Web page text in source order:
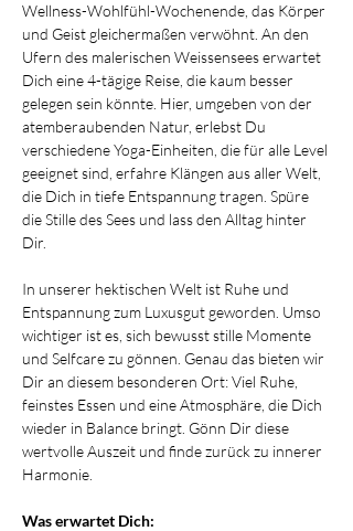
Wellness-Wohlfühl-Wochenende, das Körper
und Geist gleichermaßen verwöhnt. An den
Ufern des malerischen Weissensees erwartet
Dich eine 4-tägige Reise, die kaum besser
gelegen sein könnte. Hier, umgeben von der
atemberaubenden Natur, erlebst Du
verschiedene Yoga-Einheiten, die für alle Level
geeignet sind, erfahre Klängen aus aller Welt,
die Dich in tiefe Entspannung tragen. Spüre
die Stille des Sees und lass den Alltag hinter
Dir.
In unserer hektischen Welt ist Ruhe und
Entspannung zum Luxusgut geworden. Umso
wichtiger ist es, sich bewusst stille Momente
und Selfcare zu gönnen. Genau das bieten wir
Dir an diesem besonderen Ort: Viel Ruhe,
feinstes Essen und eine Atmosphäre, die Dich
wieder in Balance bringt. Gönn Dir diese
wertvolle Auszeit und finde zurück zu innerer
Harmonie.
Was erwartet Dich: